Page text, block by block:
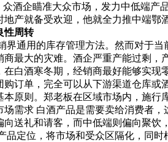
酒企瞄准大众市场，发力中低端产
产就备受欢迎，他就全力推中端鄂
周转
通用的库存管理方法。然而对于当
最大的灾难。酒企严重产能过剩
白酒寒冬期，经销商最好能够实
订单，完全可以从下游渠道仓库
原则。郑老板在区域市场内，施
求 白酒产品是需要卖给消费者，
送礼和请客，而中低端则偏向聚
品定位，将市场和受众区隔化，同